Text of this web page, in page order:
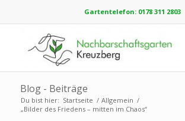
Gartentelefon: 0178 311 2803
Blog - Beiträge
Du bist hier: Startseite / Allgemein /
„Bilder des Friedens – mitten im Chaos“